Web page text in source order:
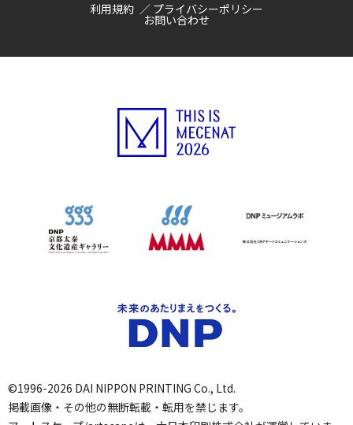
利用規約 プライバシーポリシー
お問い合わせ
©1996-2026 DAI NIPPON PRINTING Co., Ltd.
掲載画像・その他の無断転載・転用を禁じます。